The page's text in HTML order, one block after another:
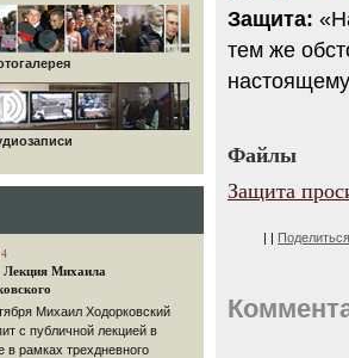
Лекция Михаила
Михаил Ходорковский
с публичной лекцией в
в рамках трехдневного
Защита:
тем же
Файлы
Защита
Поделиться